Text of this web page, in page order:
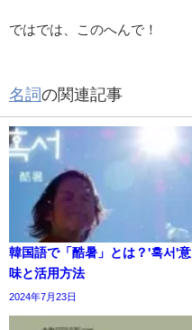
ではでは、このへんで！
名詞の関連記事
韓国語で「酷暑」とは？'혹서'意
味と活用方法
2024年7月23日